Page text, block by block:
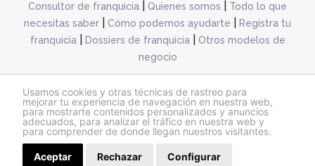
Usamos cookies y otras técnicas de rastreo para
mejorar tu experiencia de navegación en nuestra web,
para mostrarte contenidos personalizados y anuncios
adecuados, para analizar el tráfico en nuestra web y
para comprender de donde llegan nuestros visitantes.
Aceptar Rechazar Configurar
Consultor de franquicia Quienes somos
Todo lo que
necesitas saber
Cómo podemos ayudarte
Registra tu
franquicia| Dossiers de franquicia|
Otros modelos de
negocio
@franquiciashoy.es |Aviso legal| Política de cookies|Política de privacidad